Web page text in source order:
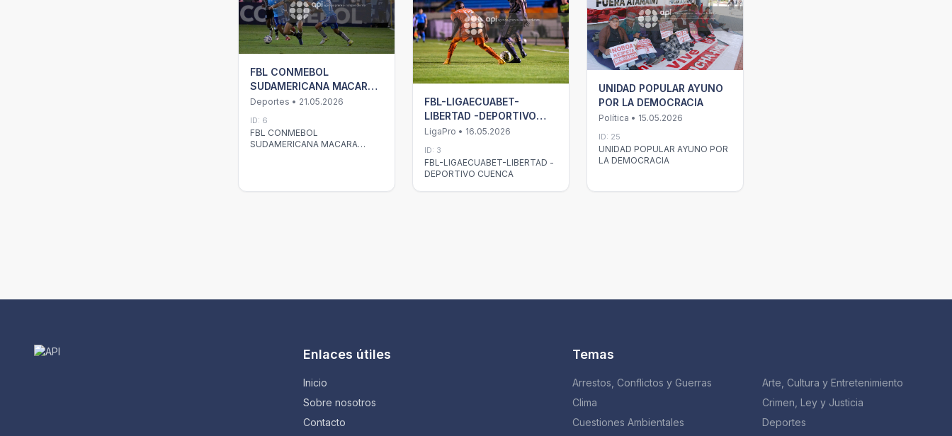
FBL CONMEBOL
SUDAMERICANA MACARA
ALIANZA
Deportes • 21.05.2026
ID: 6
FBL CONMEBOL
SUDAMERICANA MACARA
FBL-LIGAECUABET-
LIBERTAD -DEPORTIVO
CUENCA
LigaPro • 16.05.2026
ID: 3
FBL-LIGAECUABET-LIBERTAD -
DEPORTIVO CUENCA
UNIDAD POPULAR AYUNO
POR LA DEMOCRACIA
Política • 15.05.2026
ID: 25
UNIDAD POPULAR AYUNO POR
LA DEMOCRACIA
Enlaces útiles
Inicio
Sobre nosotros
Contacto
Temas
Arrestos, Conflictos y Guerras
Arte, Cultura y Entretenimiento
Clima
Crimen, Ley y Justicia
Cuestiones Ambientales
Deportes